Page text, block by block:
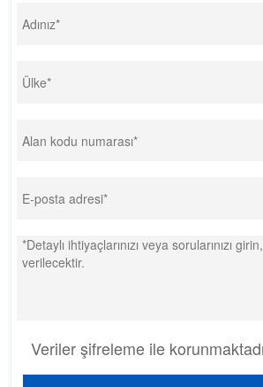
Veriler şifreleme ile